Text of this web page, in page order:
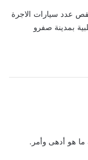
عدد سيارات الاجرة
بمدينة صفرو
ما هو أدهى وأمر.